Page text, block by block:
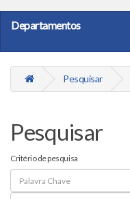
Departamentos
Pesquisar
Pesquisar
Critério de pesquisa